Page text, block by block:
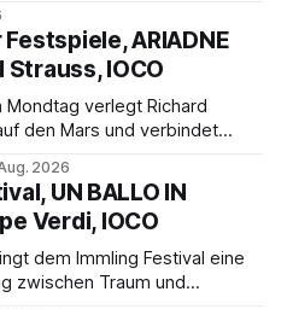
Maxime Pascal entfaltet
Philippe Sly berührt als
ARIADNE
Strauss, IOCO
Mondtag verlegt Richard
den Mars und verbindet
und den Wiener
der zweite Akt jedoch
2026
UN BALLO IN
Verdi, IOCO
dem Immling Festival eine
zwischen Traum und